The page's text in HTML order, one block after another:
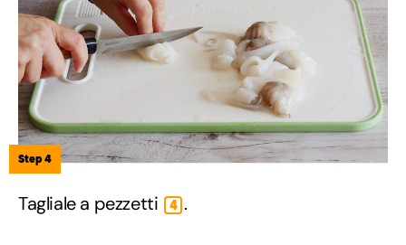
Step 4
Tagliale a pezzetti 4 .